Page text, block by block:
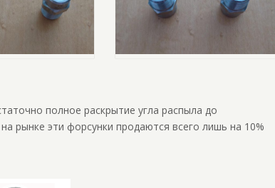
полное раскрытие угла распыла до
рынке эти форсунки продаются всего лишь на 10%